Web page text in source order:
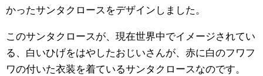
かったサンタクロースをデザインしました。
このサンタクロースが、現在世界中でイメージされてい
る、白いひげをはやしたおじいさんが、赤に白のフワフ
ワの付いた衣装を着ているサンタクロースなのです。